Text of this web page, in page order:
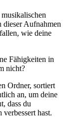
dieser Aufnahmen
wie deine
Fähigkeiten in
nicht?
Ordner, sortiert
an, um deine
dass du
hast.